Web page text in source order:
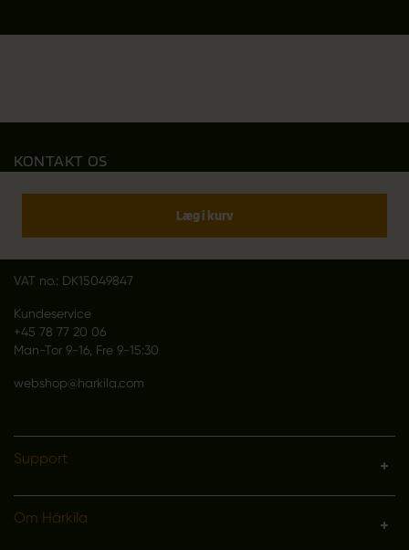
Læg i kurv
KONTAKT OS
Outfit International A/S
VAT no.: DK15049847
Kundeservice
+45 78 77 20 06
Man-Tor 9-16, Fre 9-15:30
webshop@harkila.com
Support
Om Härkila